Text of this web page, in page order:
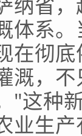
体系
在彻
溉，
"这种
业生